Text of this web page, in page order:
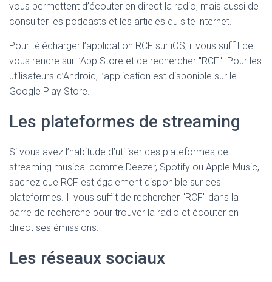
vous permettent d’écouter en direct la radio, mais aussi de
consulter les podcasts et les articles du site internet.
Pour télécharger l’application RCF sur iOS, il vous suffit de
vous rendre sur l’App Store et de rechercher "RCF". Pour les
utilisateurs d’Android, l’application est disponible sur le
Google Play Store.
Les plateformes de streaming
Si vous avez l’habitude d’utiliser des plateformes de
streaming musical comme Deezer, Spotify ou Apple Music,
sachez que RCF est également disponible sur ces
plateformes. Il vous suffit de rechercher "RCF" dans la
barre de recherche pour trouver la radio et écouter en
direct ses émissions.
Les réseaux sociaux